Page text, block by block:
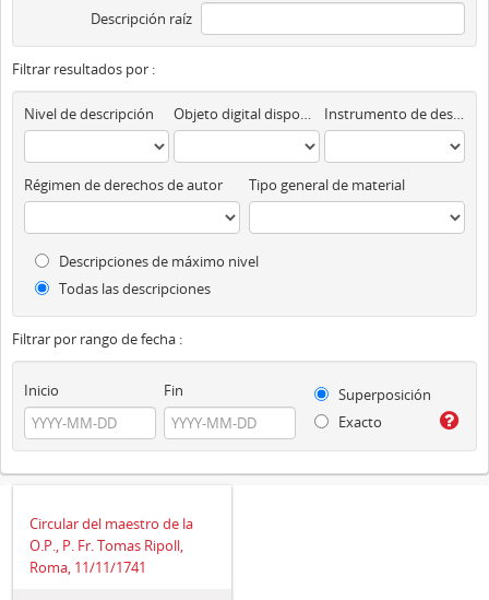
Descripción raíz
Filtrar resultados por :
Nivel de descripción Objeto digital disponibles Instrumento de descripción
Régimen de derechos de autor Tipo general de material
Descripciones de máximo nivel
Todas las descripciones
Filtrar por rango de fecha :
Inicio Fin
Superposición
Exacto
Circular del maestro de la
O.P., P. Fr. Tomas Ripoll,
Roma, 11/11/1741